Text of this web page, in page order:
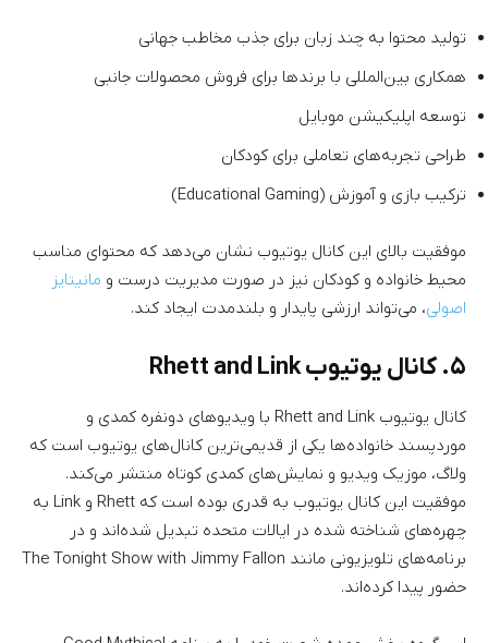
تولید محتوا به چند زبان برای جذب مخاطب جهانی
همکاری بین‌المللی با برند‌ها برای فروش محصولات جانبی
توسعه اپلیکیشن موبایل
طراحی تجربه‌های تعاملی برای کودکان
ترکیب بازی و آموزش (Educational Gaming)
موفقیت بالای این کانال یوتیوب نشان می‌دهد که محتوای مناسب
محیط خانواده و کودکان نیز در صورت مدیریت درست و مانیتایز
اصولی، می‌تواند ارزشی پایدار و بلند‌مدت ایجاد کند.
۵. کانال یوتیوب Rhett and Link
کانال یوتیوب Rhett and Link با ویدیو‌های دونفره کمدی و
موردپسند خانواده‌ها یکی از قدیمی‌ترین کانال‌های یوتیوب است که
ولاگ، موزیک ویدیو و نمایش‌های کمدی کوتاه منتشر می‌کند.
موفقیت این کانال یوتیوب به قدری بوده است که Rhett و Link به
چهره‌های شناخته شده در ایالات متحده تبدیل شد‌‌ه‌اند و در
برنامه‌های تلویزیونی مانند The Tonight Show with Jimmy Fallon
حضور پیدا کر‌ده‌اند.